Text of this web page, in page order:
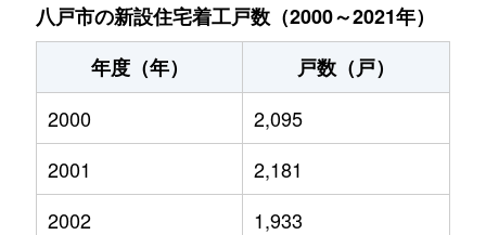
八戸市の新設住宅着工戸数（2000～2021年）
年度（年）
戸数（戸）
2000
2,095
2001
2,181
2002
1,933